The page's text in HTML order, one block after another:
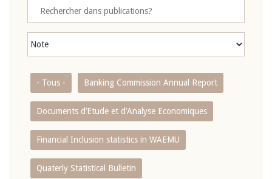
- Tous - Banking Commission Annual Report
Documents d’Etude et d’Analyse Economiques
Financial Inclusion statistics in WAEMU
Quaterly Statistical Bulletin